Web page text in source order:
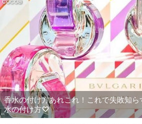
香水の付け方あれこれ！これで失敗知
水の付け方♡